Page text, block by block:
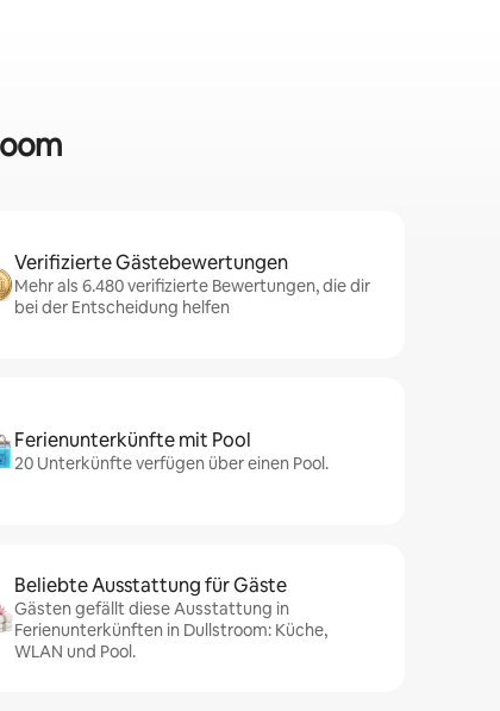
Verifizierte Gästebewertungen
Mehr als 6.480 verifizierte Bewertungen, die dir
bei der Entscheidung helfen
Ferienunterkünfte mit Pool
20 Unterkünfte verfügen über einen Pool.
Beliebte Ausstattung für Gäste
Gästen gefällt diese Ausstattung in
Ferienunterkünften in Dullstroom: Küche,
WLAN und Pool.